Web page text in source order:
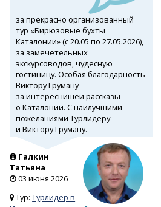
за прекрасно организованный
тур «Бирюзовые бухты
Каталонии» (с 20.05 по 27.05.2026),
за замечетельных
экскурсоводов, чудесную
гостиницу. Особая благодарность
Виктору Груману
за интереснишеи рассказы
о Каталонии. С наилучшими
пожеланиями Турлидеру
и Виктору Груману.
Галкин
Татьяна
03 июня 2026
Тур:Турлидер в